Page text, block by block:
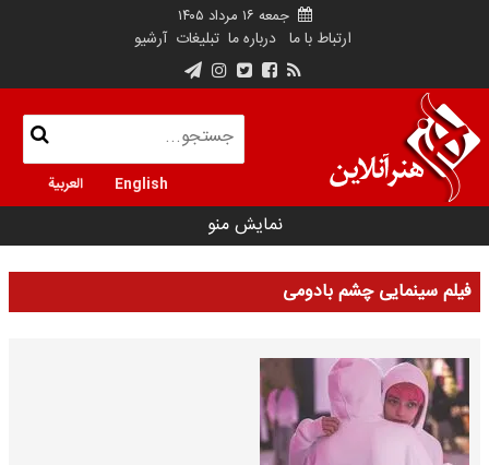
جمعه ۱۶ مرداد ۱۴۰۵
ارتباط با ما درباره ما تبلیغات آرشیو
English العربية
نمایش منو
فیلم سینمایی چشم بادومی